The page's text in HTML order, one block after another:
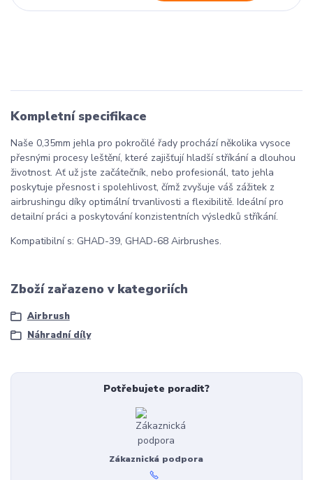
Kompletní specifikace
Naše 0,35mm jehla pro pokročilé řady prochází několika vysoce
přesnými procesy leštění, které zajišťují hladší stříkání a dlouhou
životnost. Ať už jste začátečník, nebo profesionál, tato jehla
poskytuje přesnost i spolehlivost, čímž zvyšuje váš zážitek z
airbrushingu díky optimální trvanlivosti a flexibilitě. Ideální pro
detailní práci a poskytování konzistentních výsledků stříkání.
Kompatibilní s: GHAD-39, GHAD-68 Airbrushes.
Zboží zařazeno v kategoriích
Airbrush
Náhradní díly
Potřebujete poradit?
Zákaznická podpora